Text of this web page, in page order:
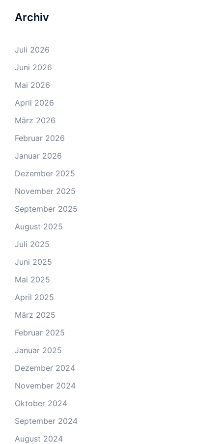
Archiv
Juli 2026
Juni 2026
Mai 2026
April 2026
März 2026
Februar 2026
Januar 2026
Dezember 2025
November 2025
September 2025
August 2025
Juli 2025
Juni 2025
Mai 2025
April 2025
März 2025
Februar 2025
Januar 2025
Dezember 2024
November 2024
Oktober 2024
September 2024
August 2024